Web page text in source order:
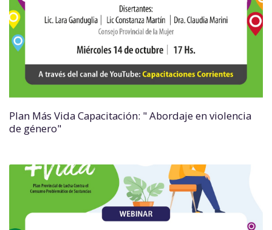
Plan Más Vida Capacitación: " Abordaje en violencia
de género"